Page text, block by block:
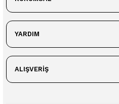
YARDIM
ALIŞVERİŞ